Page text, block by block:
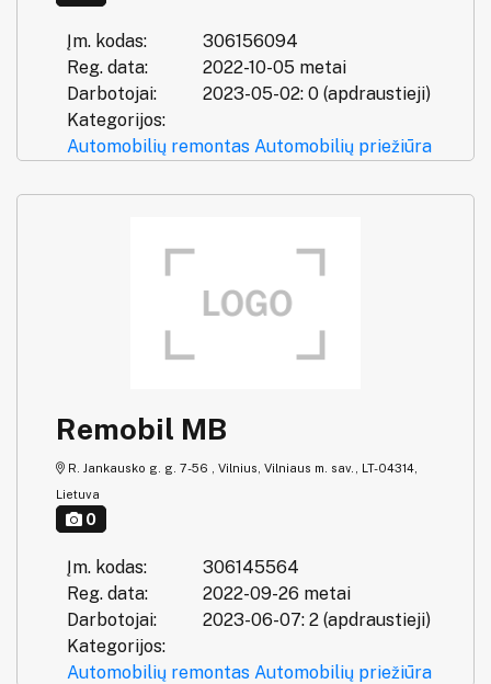
Įm. kodas:
306156094
Reg. data:
2022-10-05 metai
Darbotojai:
2023-05-02: 0 (apdraustieji)
Kategorijos:
Automobilių remontas Automobilių priežiūra
Remobil MB
R. Jankausko g. g. 7-56 , Vilnius, Vilniaus m. sav., LT-04314,
Lietuva
0
Įm. kodas:
306145564
Reg. data:
2022-09-26 metai
Darbotojai:
2023-06-07: 2 (apdraustieji)
Kategorijos:
Automobilių remontas Automobilių priežiūra